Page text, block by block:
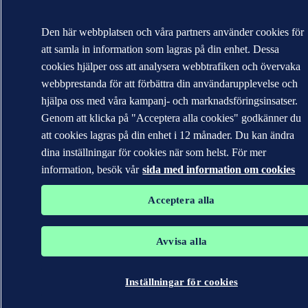
Den här webbplatsen och våra partners använder cookies för
att samla in information som lagras på din enhet. Dessa
cookies hjälper oss att analysera webbtrafiken och övervaka
webbprestanda för att förbättra din användarupplevelse och
hjälpa oss med våra kampanj- och marknadsföringsinsatser.
Genom att klicka på "Acceptera alla cookies" godkänner du
att cookies lagras på din enhet i 12 månader. Du kan ändra
dina inställningar för cookies när som helst. För mer
information, besök vår sida med information om cookies
Acceptera alla
Avvisa alla
Inställningar för cookies